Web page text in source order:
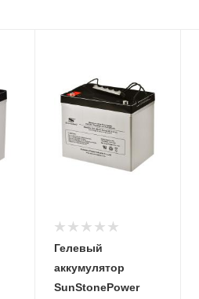
Ёмкость
аккумулятора
(Ah)
75 Ач
Гелевый
аккумулятор
SunStonePower